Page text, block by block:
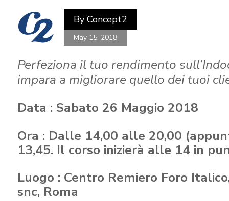
By Concept2
May 15, 2018
Perfeziona il tuo rendimento
impara a migliorare quello dei tuoi
Data : Sabato 26 Maggio 2018
Ora : Dalle 14,00 alle 20,00
13,45. Il corso inizierà alle 14 in
Luogo : Centro Remiero Foro
snc, Roma